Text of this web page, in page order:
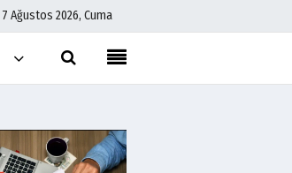
7 Ağustos 2026, Cuma
İletişim
Çerez Politikası